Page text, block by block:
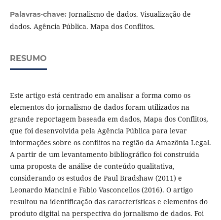
Palavras-chave: Jornalismo de dados. Visualização de
dados. Agência Pública. Mapa dos Conflitos.
RESUMO
Este artigo está centrado em analisar a forma como os
elementos do jornalismo de dados foram utilizados na
grande reportagem baseada em dados, Mapa dos Conflitos,
que foi desenvolvida pela Agência Pública para levar
informações sobre os conflitos na região da Amazônia Legal.
A partir de um levantamento bibliográfico foi construída
uma proposta de análise de conteúdo qualitativa,
considerando os estudos de Paul Bradshaw (2011) e
Leonardo Mancini e Fabio Vasconcellos (2016). O artigo
resultou na identificação das características e elementos do
produto digital na perspectiva do jornalismo de dados. Foi